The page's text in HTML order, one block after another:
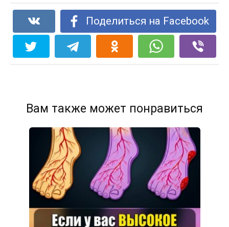
Поделиться на Facebook
Вам также может понравиться